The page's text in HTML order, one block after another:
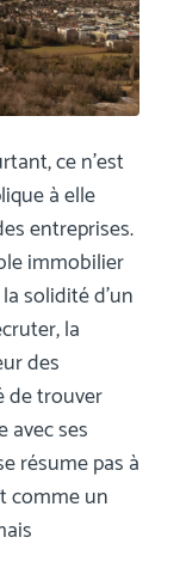
ce n’est
à elle
entreprises.
immobilier
solidité d’un
la
des
de trouver
ses
résume pas à
comme un